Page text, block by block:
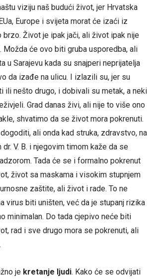
viziju naš budući život, jer Hrvatska
Europe i svijeta morat će izaći iz
brzo. Život je ipak jači, ali život ipak nije
Možda će ovo biti gruba usporedba, ali
u Sarajevu kada su snajperi neprijatelja
da izađe na ulicu. I izlazili su, jer su
ili nešto drugo, i dobivali su metak, a neki
Grad danas živi, ali nije to više ono
shvatimo da se život mora pokrenuti.
ali onda kad struka, zdravstvo, na
V. B. i njegovim timom kaže da se
Tada će se i formalno pokrenut
život sa maskama i visokim stupnjem
zaštite, ali život i rade. To ne
virus biti uništen, već da je stupanj rizika
minimalan. Do tada cjepivo neće biti
rad i sve drugo mora se pokrenuti, ali
je kretanje ljudi. Kako će se odvijati